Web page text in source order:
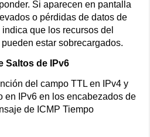
Si aparecen en pantalla
o pérdidas de datos de
que los recursos del
estar sobrecargados.
Saltos de IPv6
del campo TTL en IPv4 y
en IPv6 en los encabezados de
de ICMP Tiempo